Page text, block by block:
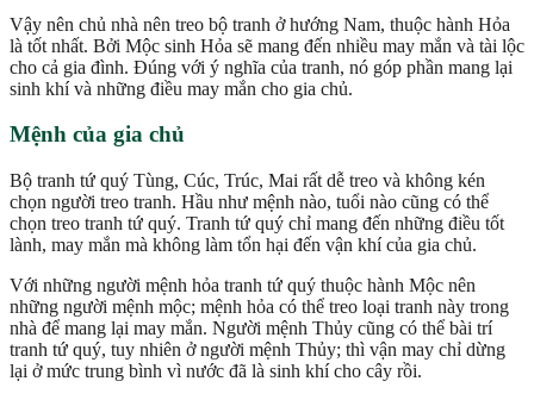
Vậy nên chủ nhà nên treo bộ tranh ở hướng Nam, thuộc hành Hỏa
là tốt nhất. Bởi Mộc sinh Hỏa sẽ mang đến nhiều may mắn và tài lộc
cho cả gia đình. Đúng với ý nghĩa của tranh, nó góp phần mang lại
sinh khí và những điều may mắn cho gia chủ.
Mệnh của gia chủ
Bộ tranh tứ quý Tùng, Cúc, Trúc, Mai rất dễ treo và không kén
chọn người treo tranh. Hầu như mệnh nào, tuổi nào cũng có thể
chọn treo tranh tứ quý. Tranh tứ quý chỉ mang đến những điều tốt
lành, may mắn mà không làm tổn hại đến vận khí của gia chủ.
Với những người mệnh hỏa tranh tứ quý thuộc hành Mộc nên
những người mệnh mộc; mệnh hỏa có thể treo loại tranh này trong
nhà để mang lại may mắn. Người mệnh Thủy cũng có thể bài trí
tranh tứ quý, tuy nhiên ở người mệnh Thủy; thì vận may chỉ dừng
lại ở mức trung bình vì nước đã là sinh khí cho cây rồi.